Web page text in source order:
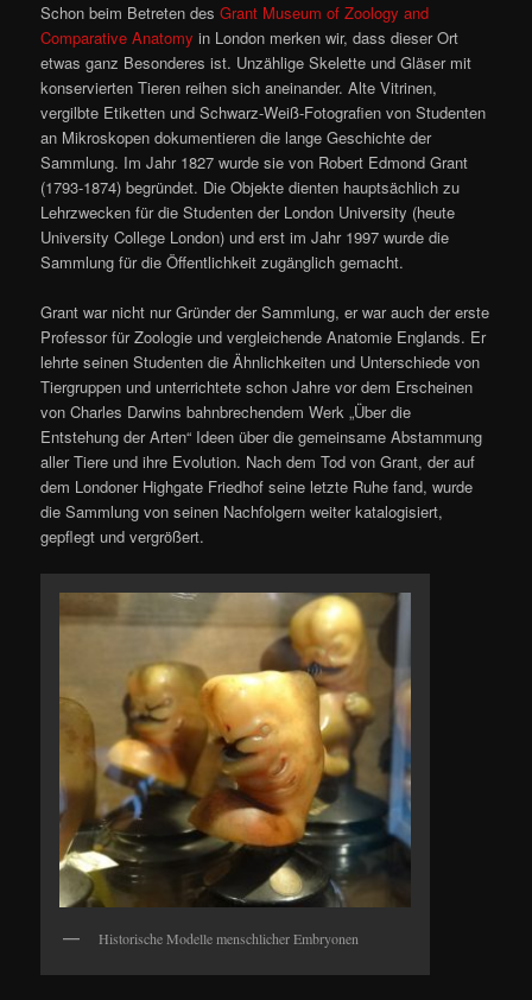
Schon beim Betreten desGrant Museum of Zoology and
Comparative Anatomy in London merken wir, dass dieser Ort
etwas ganz Besonderes ist. Unzählige Skelette und Gläser mit
konservierten Tieren reihen sich aneinander. Alte Vitrinen,
vergilbte Etiketten und Schwarz-Weiß-Fotografien von Studenten
an Mikroskopen dokumentieren die lange Geschichte der
Sammlung. Im Jahr 1827 wurde sie von Robert Edmond Grant
(1793-1874) begründet. Die Objekte dienten hauptsächlich zu
Lehrzwecken für die Studenten der London University (heute
University College London) und erst im Jahr 1997 wurde die
Sammlung für die Öffentlichkeit zugänglich gemacht.
Grant war nicht nur Gründer der Sammlung, er war auch der erste
Professor für Zoologie und vergleichende Anatomie Englands. Er
lehrte seinen Studenten die Ähnlichkeiten und Unterschiede von
Tiergruppen und unterrichtete schon Jahre vor dem Erscheinen
von Charles Darwins bahnbrechendem Werk „Über die
Entstehung der Arten“ Ideen über die gemeinsame Abstammung
aller Tiere und ihre Evolution. Nach dem Tod von Grant, der auf
dem Londoner Highgate Friedhof seine letzte Ruhe fand, wurde
die Sammlung von seinen Nachfolgern weiter katalogisiert,
gepflegt und vergrößert.
Historische Modelle menschlicher Embryonen